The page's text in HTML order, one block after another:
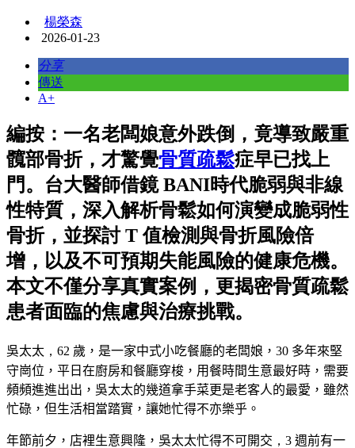
楊榮森
2026-01-23
分享
傳送
A+
編按：一名老闆娘意外跌倒，竟導致嚴重
髖部骨折，才驚覺骨質疏鬆症早已找上
門。台大醫師借鏡 BANI時代脆弱與非線
性特質，深入解析骨鬆如何演變成脆弱性
骨折，並探討 T 值檢測與骨折風險倍
增，以及不可預期失能風險的健康危機。
本文不僅分享真實案例，更揭密骨質疏鬆
患者面臨的焦慮與治療挑戰。
吳太太 ，62 歲，是一家中式小吃餐廳的老闆娘， 30 多年來堅
守崗位，平日在廚房和餐廳穿梭，用餐時間生意最好時，需要
頻頻進進出出，吳太太的幾道拿手菜更是老客人的最愛，雖然
忙碌，但生活相當踏實，讓她忙得不亦樂乎。
年節前夕，店裡生意興隆，吳太太忙得不可開交 ，3 週前有一